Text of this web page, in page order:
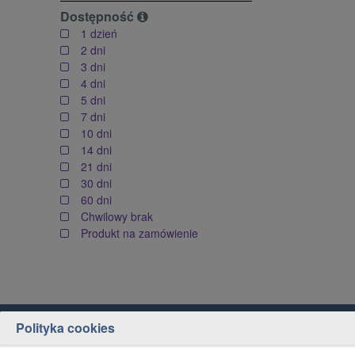
Dostępność
1 dzień
2 dni
3 dni
4 dni
5 dni
7 dni
10 dni
14 dni
21 dni
30 dni
60 dni
Chwilowy brak
Produkt na zamówienie
Polityka cookies
Obsługa klienta